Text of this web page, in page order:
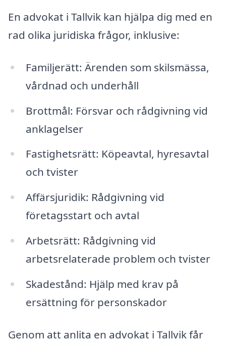
En advokat i Tallvik kan hjälpa dig med en
rad olika juridiska frågor, inklusive:
Familjerätt: Ärenden som skilsmässa,
vårdnad och underhåll
Brottmål: Försvar och rådgivning vid
anklagelser
Fastighetsrätt: Köpeavtal, hyresavtal
och tvister
Affärsjuridik: Rådgivning vid
företagsstart och avtal
Arbetsrätt: Rådgivning vid
arbetsrelaterade problem och tvister
Skadestånd: Hjälp med krav på
ersättning för personskador
Genom att anlita en advokat i Tallvik får